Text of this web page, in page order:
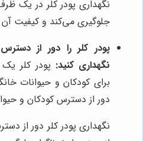
نگهداری پودر کلر در یک
جلوگیری می‌کند و کیفیت
پودر کلر را دور از
نگهداری کنید: پودر کلر
برای کودکان و حیوانات
دور از دسترس کودکان و
نگهداری پودر کلر دور از